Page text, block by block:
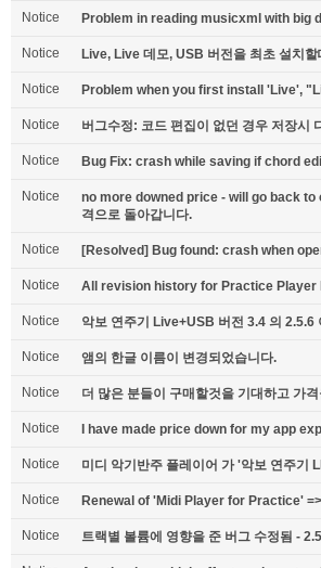
Notice Problem in reading musicxml with big
Notice Live, Live 데모, USB 버전을 최초 설치할
Notice Problem when you first install 'Live',
Notice 버그수정: 코드 편집이 없던 경우 저장시
Notice Bug Fix: crash while saving if chord
Notice
no more downed price - will go back to
격으로 돌아갑니다.
Notice [Resolved] Bug found: crash when
Notice All revision history for Practice Player
Notice 악보 연주기 Live+USB 버전 3.4 의 2.5.6
Notice 앰의 한글 이름이 변경되었습니다.
Notice 더 많은 분들이 구매할것을 기대하고 가
Notice I have made price down for my app
Notice 미디 악기반주 플레이어 가 '악보 연주기
Notice Renewal of 'Midi Player for Practice'
Notice 트랙별 볼륨에 영향을 준 버그 수정됨 -